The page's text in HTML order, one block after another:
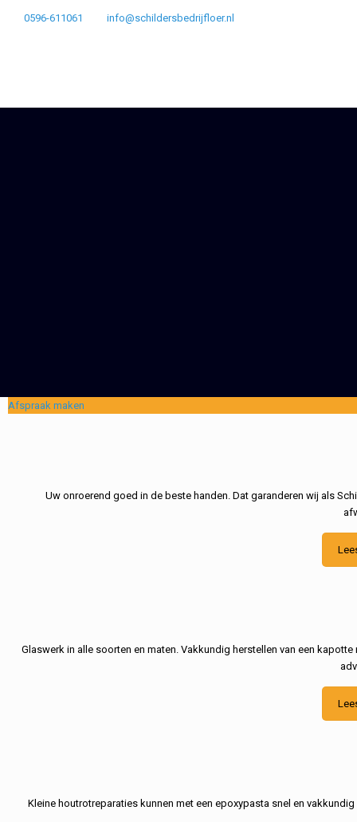
0596-611061 info@schildersbedrijfloer.nl
Afspraak maken
Uw onroerend goed in de beste handen. Dat garanderen wij als
Glaswerk in alle soorten en maten. Vakkundig herstellen van een
Kleine houtrotreparaties kunnen met een epoxypasta snel en